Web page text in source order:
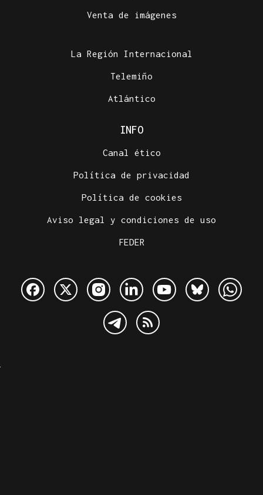
Venta de imágenes
La Región Internacional
Telemiño
Atlántico
INFO
Canal ético
Política de privacidad
Política de cookies
Aviso legal y condiciones de uso
FEDER